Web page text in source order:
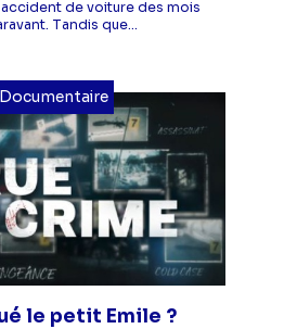
de voiture des mois
Tandis que...
Documentaire
le petit Emile ?